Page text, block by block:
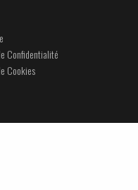
Confidentialité
Cookies